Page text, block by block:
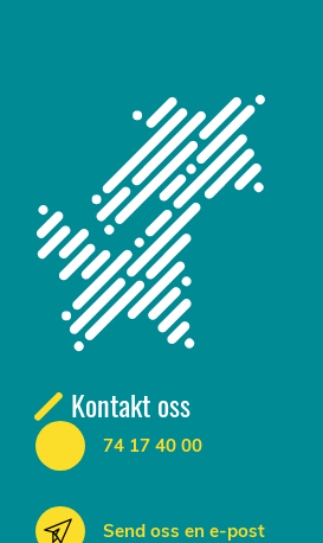
Kontakt oss
74 17 40 00
Send oss en e-post